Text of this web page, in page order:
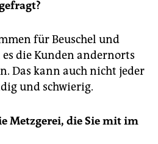
für Beuschel und
die Kunden andernorts
Das kann auch nicht jeder
und schwierig.
Metzgerei, die Sie mit im